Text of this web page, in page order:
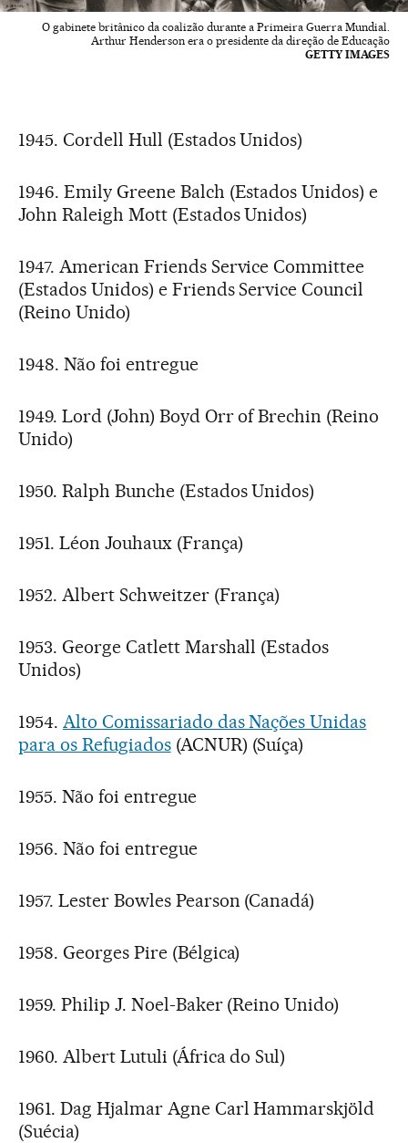
O gabinete britânico da coalizão durante a Primeira Guerra Mundial.
Arthur Henderson era o presidente da direção de Educação
GETTY IMAGES
1945. Cordell Hull (Estados Unidos)
1946. Emily Greene Balch (Estados Unidos) e
John Raleigh Mott (Estados Unidos)
1947. American Friends Service Committee
(Estados Unidos) e Friends Service Council
(Reino Unido)
1948. Não foi entregue
1949. Lord (John) Boyd Orr of Brechin (Reino
Unido)
1950. Ralph Bunche (Estados Unidos)
1951. Léon Jouhaux (França)
1952. Albert Schweitzer (França)
1953. George Catlett Marshall (Estados
Unidos)
1954. Alto Comissariado das Nações Unidas
para os Refugiados(ACNUR) (Suíça)
1955. Não foi entregue
1956. Não foi entregue
1957. Lester Bowles Pearson (Canadá)
1958. Georges Pire (Bélgica)
1959. Philip J. Noel-Baker (Reino Unido)
1960. Albert Lutuli (África do Sul)
1961. Dag Hjalmar Agne Carl Hammarskjöld
(Suécia)